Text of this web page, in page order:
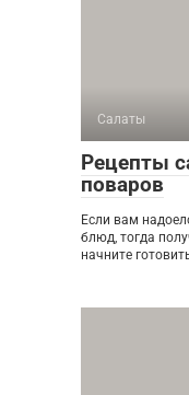
Салаты
Рецепты
поваров
Если вам
блюд, тогда
начните